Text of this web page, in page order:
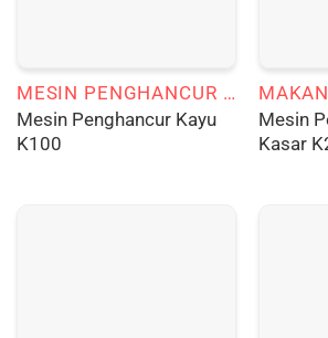
MESIN PENGHANCUR KAYU LUNAK
Mesin Penghancur Kayu
K100
Mesin
Kasar